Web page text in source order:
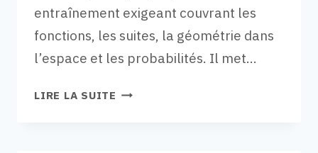
entraînement exigeant couvrant les
fonctions, les suites, la géométrie dans
l’espace et les probabilités. Il met…
LIRE LA SUITE BAC